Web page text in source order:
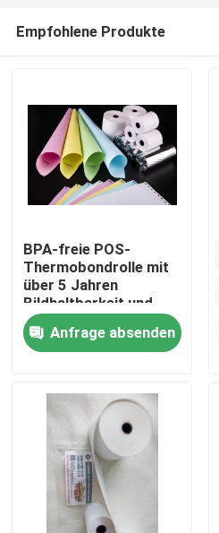
Produkte
Über uns
Empfohlene Produkte
BPA-freie POS-
Thermobondrolle mit
über 5 Jahren
Bildhaltbarkeit und
ölbeständigen
Eigenschaften
Anfrage absenden